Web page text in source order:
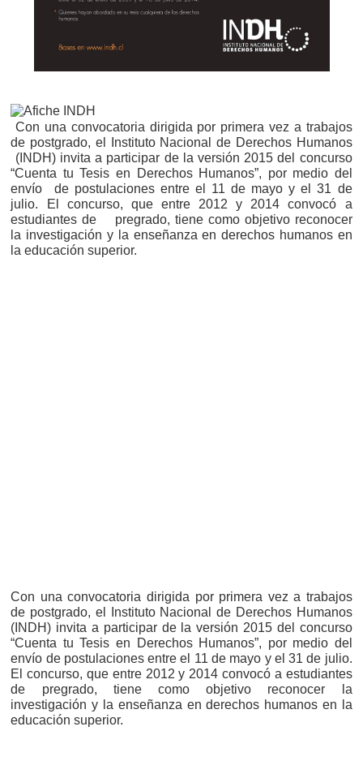
Con una convocatoria dirigida por primera vez a trabajos
de postgrado, el Instituto Nacional de Derechos Humanos
(INDH) invita a participar de la versión 2015 del concurso
“Cuenta tu Tesis en Derechos Humanos”, por medio del
envío de postulaciones entre el 11 de mayo y el 31 de
julio. El concurso, que entre 2012 y 2014 convocó a
estudiantes de pregrado, tiene como objetivo reconocer
la investigación y la enseñanza en derechos humanos en
la educación superior.
Con una convocatoria dirigida por primera vez a trabajos
de postgrado, el Instituto Nacional de Derechos Humanos
(INDH) invita a participar de la versión 2015 del concurso
“Cuenta tu Tesis en Derechos Humanos”, por medio del
envío de postulaciones entre el 11 de mayo y el 31 de julio.
El concurso, que entre 2012 y 2014 convocó a estudiantes
de pregrado, tiene como objetivo reconocer la
investigación y la enseñanza en derechos humanos en la
educación superior.